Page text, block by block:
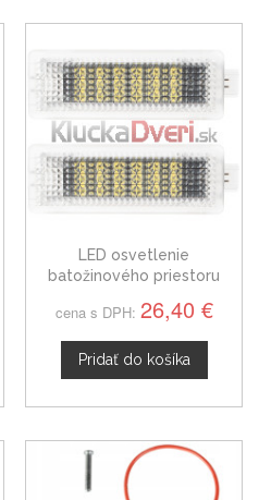
LED osvetlenie
batožinového priestoru
osvetlenie dverí BMW rad
Z4
cena s DPH: 26,40 €
Pridať do košíka